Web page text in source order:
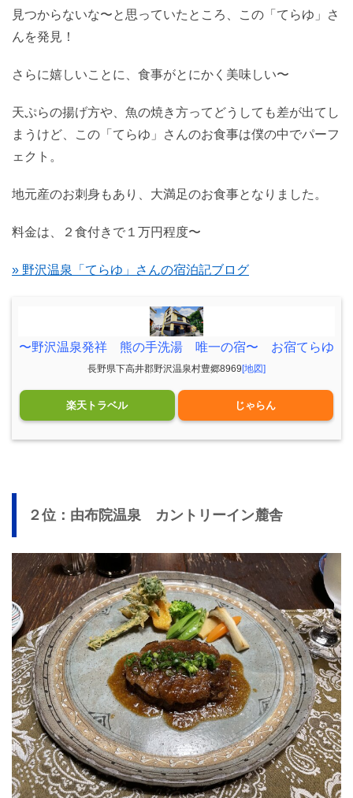
見つからないな〜と思っていたところ、この「てらゆ」さ
んを発見！
さらに嬉しいことに、食事がとにかく美味しい〜
天ぷらの揚げ方や、魚の焼き方ってどうしても差が出てし
まうけど、この「てらゆ」さんのお食事は僕の中でパーフ
ェクト。
地元産のお刺身もあり、大満足のお食事となりました。
料金は、２食付きで１万円程度〜
» 野沢温泉「てらゆ」さんの宿泊記ブログ
〜野沢温泉発祥 熊の手洗湯 唯一の宿〜 お宿てらゆ
長野県下高井郡野沢温泉村豊郷8969 [地図]
楽天トラベル じゃらん
２位：由布院温泉 カントリーイン麓舎